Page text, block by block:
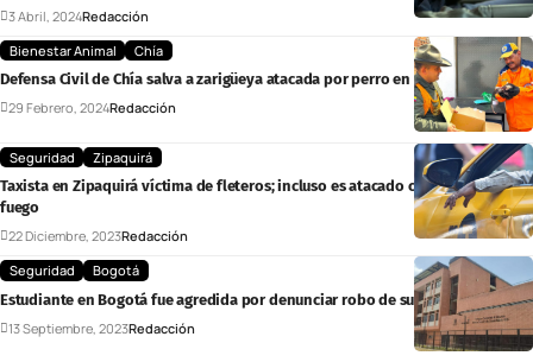
3 Abril, 2024Redacción
Bienestar Animal
Chía
Defensa Civil de Chía salva a zarigüeya atacada por perro en zona urbana
29 Febrero, 2024Redacción
Seguridad
Zipaquirá
Taxista en Zipaquirá víctima de fleteros; incluso es atacado con arma de
fuego
22 Diciembre, 2023Redacción
Seguridad
Bogotá
Estudiante en Bogotá fue agredida por denunciar robo de sus compañeras
13 Septiembre, 2023Redacción